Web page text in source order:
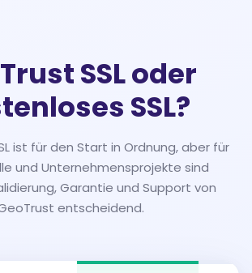
SSL oder
SSL?
ist für den Start in Ordnung, aber für
und Unternehmensprojekte sind
Garantie und Support von
entscheidend.